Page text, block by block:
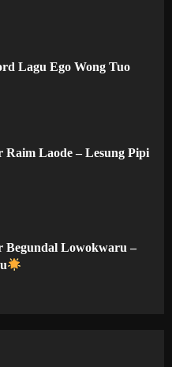
Lagu Ego Wong Tuo
Raim Laode – Lesung Pipi
Begundal Lowokwaru –